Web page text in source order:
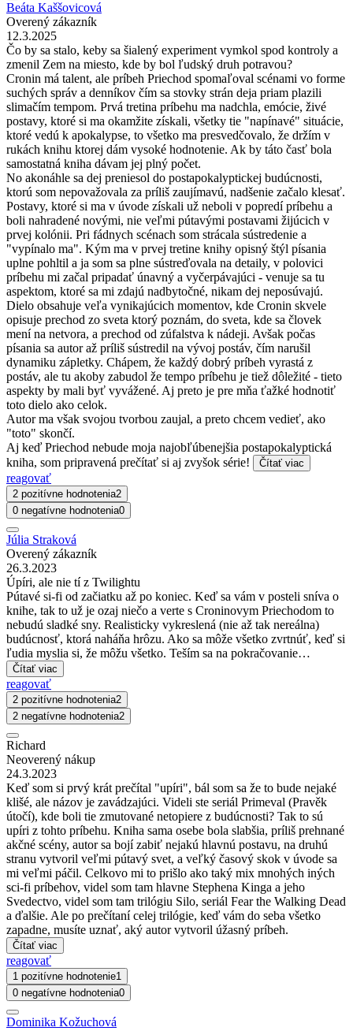
Beáta Kaššovicová
Overený zákazník
12.3.2025
Čo by sa stalo, keby sa šialený experiment vymkol spod kontroly a
zmenil Zem na miesto, kde by bol ľudský druh potravou?
Cronin má talent, ale príbeh Priechod spomaľoval scénami vo forme
suchých správ a denníkov čím sa stovky strán deja priam plazili
slimačím tempom. Prvá tretina príbehu ma nadchla, emócie, živé
postavy, ktoré si ma okamžite získali, všetky tie "napínavé" situácie,
ktoré vedú k apokalypse, to všetko ma presvedčovalo, že držím v
rukách knihu ktorej dám vysoké hodnotenie. Ak by táto časť bola
samostatná kniha dávam jej plný počet.
No akonáhle sa dej preniesol do postapokalyptickej budúcnosti,
ktorú som nepovažovala za príliš zaujímavú, nadšenie začalo klesať.
Postavy, ktoré si ma v úvode získali už neboli v popredí príbehu a
boli nahradené novými, nie veľmi pútavými postavami žijúcich v
prvej kolónii. Pri fádnych scénach som strácala sústredenie a
"vypínalo ma". Kým ma v prvej tretine knihy opisný štýl písania
uplne pohltil a ja som sa plne sústreďovala na detaily, v polovici
príbehu mi začal pripadať únavný a vyčerpávajúci - venuje sa tu
aspektom, ktoré sa mi zdajú nadbytočné, nikam dej neposúvajú.
Dielo obsahuje veľa vynikajúcich momentov, kde Cronin skvele
opisuje prechod zo sveta ktorý poznám, do sveta, kde sa človek
mení na netvora, a prechod od zúfalstva k nádeji. Avšak počas
písania sa autor až príliš sústredil na vývoj postáv, čím narušil
dynamiku zápletky. Chápem, že každý dobrý príbeh vyrastá z
postáv, ale tu akoby zabudol že tempo príbehu je tiež dôležité - tieto
aspekty by mali byť vyvážené. Aj preto je pre mňa ťažké hodnotiť
toto dielo ako celok.
Autor ma však svojou tvorbou zaujal, a preto chcem vedieť, ako
"toto" skončí.
Aj keď Priechod nebude moja najobľúbenejšia postapokalyptická
kniha, som pripravená prečítať si aj zvyšok série!
Čítať viac
reagovať
2 pozitívne hodnotenia2
0 negatívne hodnotenia0
Júlia Straková
Overený zákazník
26.3.2023
Úpíri, ale nie tí z Twilightu
Pútavé si-fi od začiatku až po koniec. Keď sa vám v posteli sníva o
knihe, tak to už je ozaj niečo a verte s Croninovym Priechodom to
nebudú sladké sny. Realisticky vykreslená (nie až tak nereálna)
budúcnosť, ktorá naháňa hrôzu. Ako sa môže všetko zvrtnúť, keď si
ľudia myslia si, že môžu všetko. Teším sa na pokračovanie…
Čítať viac
reagovať
2 pozitívne hodnotenia2
2 negatívne hodnotenia2
Richard
Neoverený nákup
24.3.2023
Keď som si prvý krát prečítal "upíri", bál som sa že to bude nejaké
klišé, ale názov je zavádzajúci. Videli ste seriál Primeval (Pravěk
útočí), kde boli tie zmutované netopiere z budúcnosti? Tak to sú
upíri z tohto príbehu. Kniha sama osebe bola slabšia, príliš prehnané
akčné scény, autor sa bojí zabiť nejakú hlavnú postavu, na druhú
stranu vytvoril veľmi pútavý svet, a veľký časový skok v úvode sa
mi veľmi páčil. Celkovo mi to prišlo ako taký mix mnohých iných
sci-fi príbehov, videl som tam hlavne Stephena Kinga a jeho
Svedectvo, videl som tam trilógiu Silo, seriál Fear the Walking Dead
a ďalšie. Ale po prečítaní celej trilógie, keď vám do seba všetko
zapadne, musíte uznať, aký autor vytvoril úžasný príbeh.
Čítať viac
reagovať
1 pozitívne hodnotenie1
0 negatívne hodnotenia0
Dominika Kožuchová